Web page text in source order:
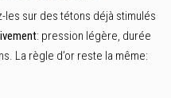
sur des tétons déjà stimulés
: pression légère, durée
La règle d’or reste la même: